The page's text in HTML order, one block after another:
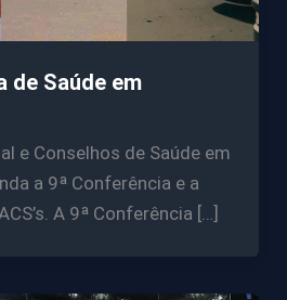
de Saúde em
e Conselhos de Saúde em
a 9ª Conferência e a
A 9ª Conferência […]